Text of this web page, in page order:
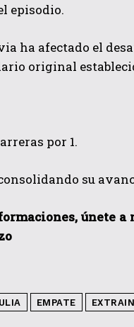
episodio.
ha afectado el
original
por 1.
su
nes, únete a
EMPATE